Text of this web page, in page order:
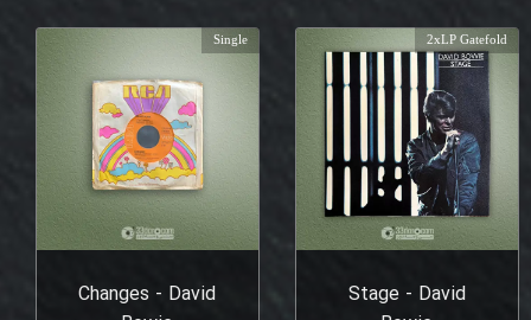
Stage - David
2xLP Gatefold
Changes - David
Single